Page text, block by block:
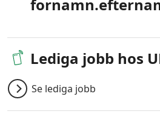
Lediga jobb hos
Se lediga jobb